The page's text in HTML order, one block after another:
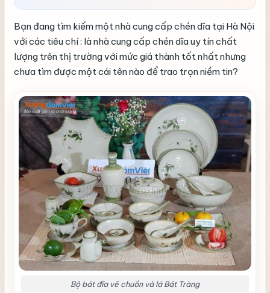
Bạn đang tìm kiếm một nhà cung cấp chén dĩa tại Hà Nội
với các tiêu chí : là nhà cung cấp chén dĩa uy tín chất
lượng trên thị trường với mức giá thành tốt nhất nhưng
chưa tìm được một cái tên nào để trao trọn niềm tin?
Bộ bát đĩa vẽ chuồn và lá Bát Tràng